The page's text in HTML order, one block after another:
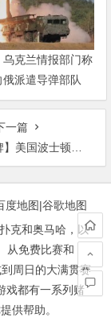
乌克兰情报部门称
派遣导弹部队
一篇
击案致1死3伤 系今年以来第12起命案
度地图|谷歌地图
克和奥马哈，以
从免费比赛和
周日的大满贯赛
戏都有一系列赌
供帮助。